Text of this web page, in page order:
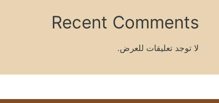
Recent Comments
لا توجد تعليقات للعرض.